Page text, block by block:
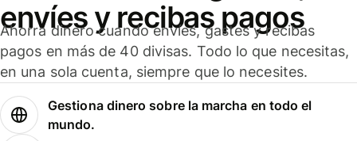
envíes y recibas pagos
Ahorra dinero cuando envíes, gastes y recibas
pagos en más de 40 divisas. Todo lo que necesitas,
en una sola cuenta, siempre que lo necesites.
Gestiona dinero sobre la marcha en todo el
mundo.